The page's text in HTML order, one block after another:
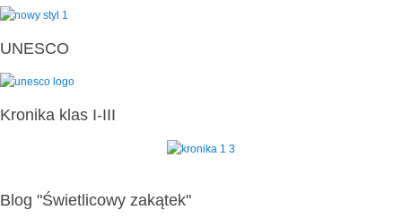
UNESCO
Kronika klas I-III
Blog "Świetlicowy zakątek"